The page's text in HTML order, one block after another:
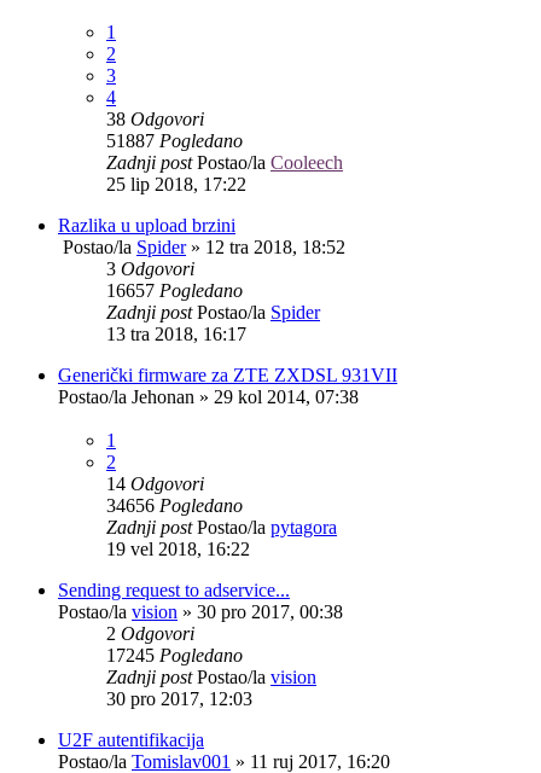
1
2
3
4
38 Odgovori
51887 Pogledano
Zadnji postPostao/la Cooleech
25 lip 2018, 17:22
Razlika u upload brzini
Postao/la Spider» 12 tra 2018, 18:52
3 Odgovori
16657 Pogledano
Zadnji postPostao/la Spider
13 tra 2018, 16:17
Generički firmware za ZTE ZXDSL 931VII
Postao/la Jehonan » 29 kol 2014, 07:38
1
2
14 Odgovori
34656 Pogledano
Zadnji postPostao/la pytagora
19 vel 2018, 16:22
Sending request to adservice...
Postao/la vision » 30 pro 2017, 00:38
2 Odgovori
17245 Pogledano
Zadnji postPostao/la vision
30 pro 2017, 12:03
U2F autentifikacija
Postao/la Tomislav001 » 11 ruj 2017, 16:20